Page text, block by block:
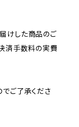
けした商品のご
済手数料の実費
でご了承くださ